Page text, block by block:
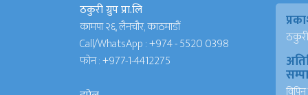
ठकुरी ग्रुप प्रा.लि
कामपा २६, लैनचौर, काठमाडौं
Call/WhatsApp :+974 - 5520 0398
फोन :+977-1-4412275
ठकुरी